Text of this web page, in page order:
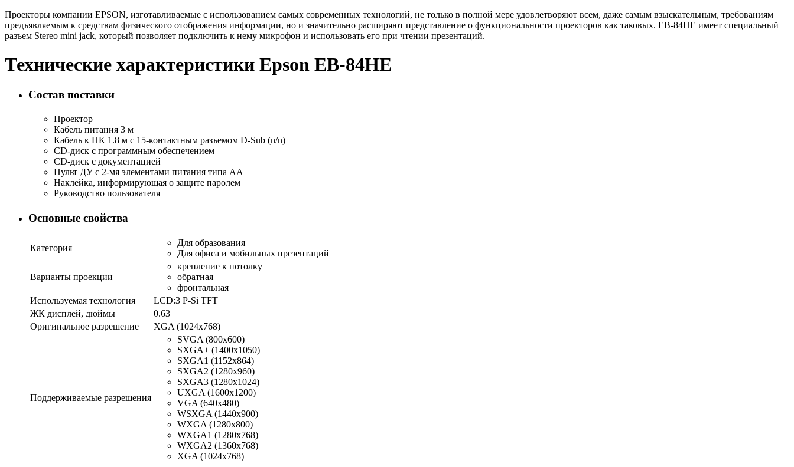
Проекторы компании EPSON, изготавливаемые с использованием самых современных технологий, не только в полной мере удовлетворяют всем, даже самым взыскательным, требованиям
предъявляемым к средствам физического отображения информации, но и значительно расширяют представление о функциональности проекторов как таковых. EB-84HE имеет специальный
разъем Stereo mini jack, который позволяет подключить к нему микрофон и использовать его при чтении презентаций.
Технические характеристики Epson EB-84HE
Состав поставки
Проектор
Кабель питания 3 м
Кабель к ПК 1.8 м с 15-контактным разъемом D-Sub (n/n)
CD-диск с программным обеспечением
CD-диск с документацией
Пульт ДУ с 2-мя элементами питания типа АА
Наклейка, информирующая о защите паролем
Руководство пользователя
Основные свойства
Категория
Для образования
Для офиса и мобильных презентаций
Варианты проекции
крепление к потолку
обратная
фронтальная
Используемая технология
LCD:3 P-Si TFT
ЖК дисплей, дюймы
0.63
Оригинальное разрешение
XGA (1024x768)
Поддерживаемые разрешения
SVGA (800x600)
SXGA+ (1400x1050)
SXGA1 (1152x864)
SXGA2 (1280x960)
SXGA3 (1280x1024)
UXGA (1600x1200)
VGA (640x480)
WSXGA (1440x900)
WXGA (1280x800)
WXGA1 (1280x768)
WXGA2 (1360x768)
XGA (1024x768)